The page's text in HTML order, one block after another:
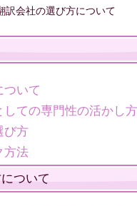
訳会社の選び方について
ついて
ての専門性の活かし方
び方
方法
ついて